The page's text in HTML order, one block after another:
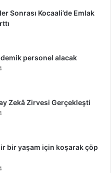
Sonrası Kocaali’de Emlak
personel alacak
Zekâ Zirvesi Gerçekleşti
bir yaşam için koşarak çöp